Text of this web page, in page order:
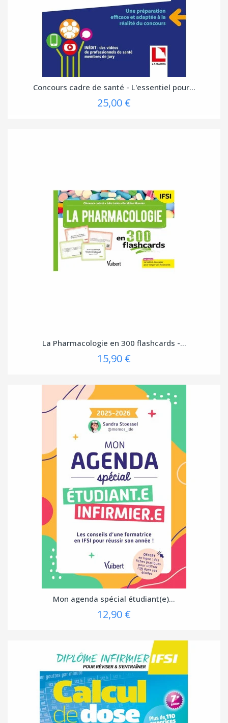
Concours cadre de santé - L'essentiel pour...
25,00 €
La Pharmacologie en 300 flashcards -...
15,90 €
Mon agenda spécial étudiant(e)...
12,90 €